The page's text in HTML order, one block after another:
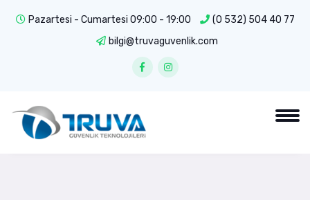
Pazartesi - Cumartesi 09:00 - 19:00
(0 532) 504 40 77
bilgi@truvaguvenlik.com